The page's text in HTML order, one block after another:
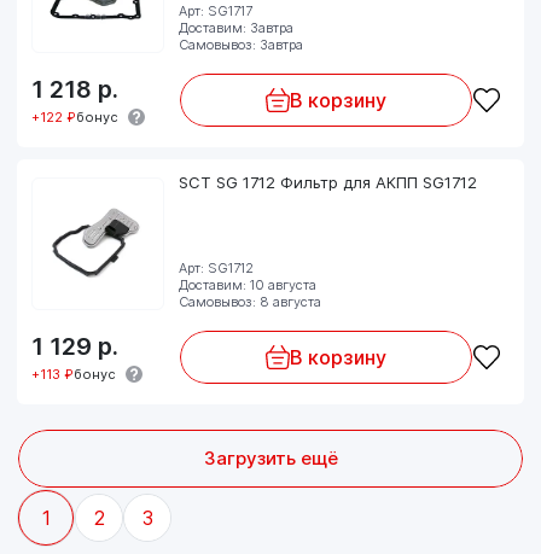
Арт: SG1717
Доставим: Завтра
Самовывоз: Завтра
1 218 р.
+122 ₽бонус
В корзину
SCT SG 1712 Фильтр для АКПП SG1712
Арт: SG1712
Доставим: 10 августа
Самовывоз: 8 августа
1 129 р.
+113 ₽бонус
В корзину
Загрузить ещё
1 2 3